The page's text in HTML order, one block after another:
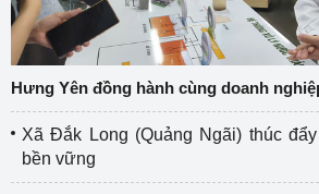
Hưng Yên đồng hành cùng doanh
Xã Đắk Long (Quảng Ngãi) thúc
bền vững